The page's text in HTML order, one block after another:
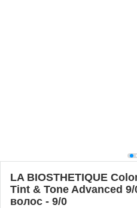
LA BIOSTHETIQUE
Tint & Tone Advanced
волос - 9/0